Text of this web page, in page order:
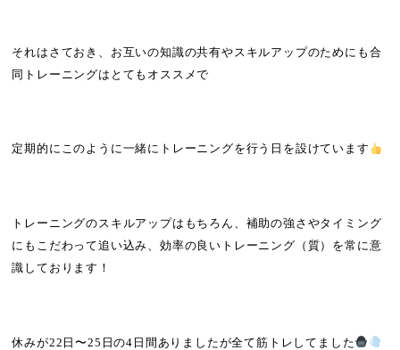
それはさておき、お互いの知識の共有やスキルアップのためにも合
同トレーニングはとてもオススメで
定期的にこのように一緒にトレーニングを行う日を設けています
トレーニングのスキルアップはもちろん、補助の強さやタイミング
にもこだわって追い込み、効率の良いトレーニング（質）を常に意
識しております！
休みが22 日〜25 日の4 日間ありましたが全て筋トレしてました